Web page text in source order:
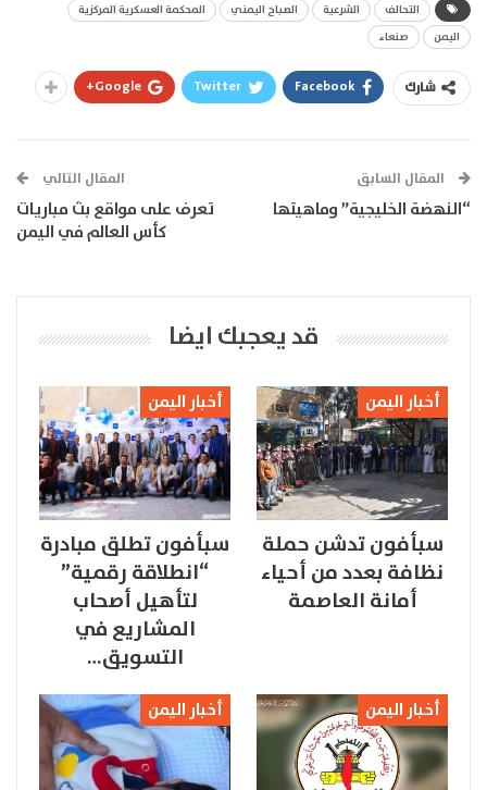
التحالف الشرعية الصباح اليمني
المحكمة العسكرية المركزية
اليمن
صنعاء
شارك Facebook
Twitter
Google+
المقال السابق
“النهضة الخليجية” وماهيتها
المقال التالي
تعرف على مواقع بث مباريات
كأس العالم في اليمن
قد يعجبك ايضا
أخبار اليمن
سبأفون تدشن حملة
نظافة بعدد من أحياء
أمانة العاصمة
أخبار اليمن
سبأفون تطلق مبادرة
“انطلاقة رقمية”
لتأهيل أصحاب
المشاريع في
التسويق…
أخبار اليمن أخبار اليمن